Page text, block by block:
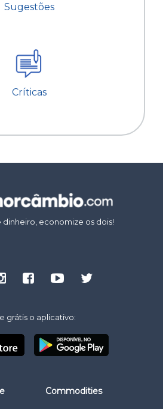
Sugestões
Críticas
economize os dois!
grátis o aplicativo:
Commodities